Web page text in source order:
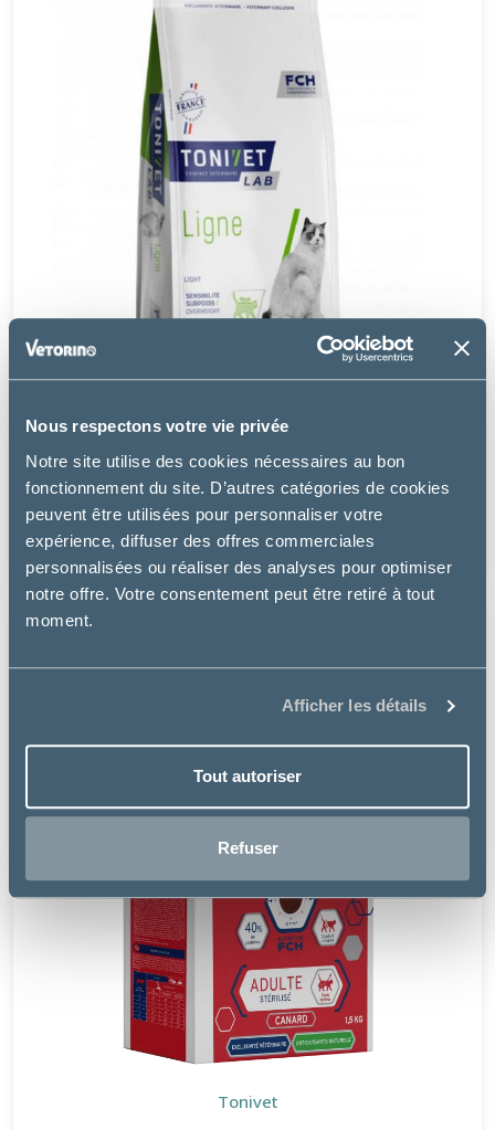
Nous respectons votre vie privée
Notre site utilise des cookies nécessaires au bon
fonctionnement du site. D’autres catégories de cookies
peuvent être utilisées pour personnaliser votre
expérience, diffuser des offres commerciales
personnalisées ou réaliser des analyses pour optimiser
notre offre. Votre consentement peut être retiré à tout
moment.
Afficher les détails
Tout autoriser
Refuser
Tonivet
à partir de
20.99€
Tonivet